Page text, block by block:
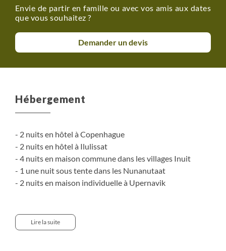
Envie de partir en famille ou avec vos amis aux dates
que vous souhaitez ?
Demander un devis
Hébergement
- 2 nuits en hôtel à Copenhague
- 2 nuits en hôtel à Ilulissat
- 4 nuits en maison commune dans les villages Inuit
- 1 une nuit sous tente dans les Nunanutaat
- 2 nuits en maison individuelle à Upernavik
colorées groenlandaises sont extrêmement confortable,
parfois même surchauffées. Elles disposent de toutes les
Lire la suite